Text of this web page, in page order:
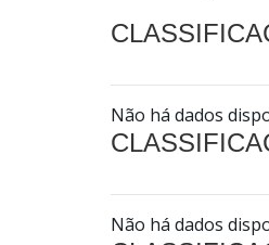
Não há dados
Não há dados